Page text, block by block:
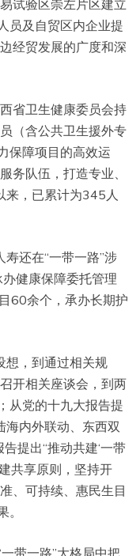
试验区崇左片区建立
员及自贸区内企业提
经贸发展的广度和深
省卫生健康委员会持
（含公共卫生援外专
保障项目的高效运
务队伍，打造专业、
来，已累计为345人
还在“一带一路”涉
健康保障委托管理
60余个，承办长期护
想，到通过相关规
开相关座谈会，到两
从党的十九大报告提
海内外联动、东西双
提出“推动共建‘一带
共享原则，坚持开
、可持续、惠民生目
带一路”大格局中把